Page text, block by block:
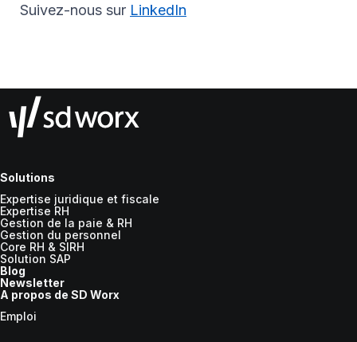
Suivez-nous sur LinkedIn
Solutions
Expertise juridique et fiscale
Expertise RH
Gestion de la paie & RH
Gestion du personnel
Core RH & SIRH
Solution SAP
Blog
Newsletter
A propos de SD Worx
Emploi